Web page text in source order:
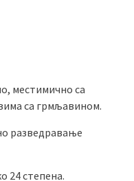
местимично са
са грмљавином.
разведравање
24 степена.